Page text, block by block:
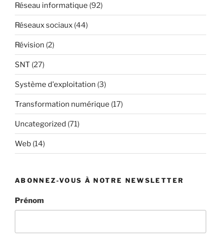
Réseau informatique (92)
Réseaux sociaux (44)
Révision (2)
SNT (27)
Système d'exploitation (3)
Transformation numérique (17)
Uncategorized (71)
Web (14)
ABONNEZ-VOUS À NOTRE NEWSLETTER
Prénom